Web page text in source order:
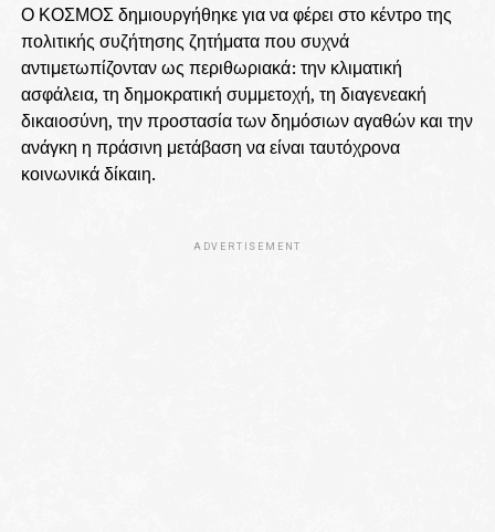
Ο ΚΟΣΜΟΣ δημιουργήθηκε για να φέρει στο κέντρο της
πολιτικής συζήτησης ζητήματα που συχνά
αντιμετωπίζονταν ως περιθωριακά: την κλιματική
ασφάλεια, τη δημοκρατική συμμετοχή, τη διαγενεακή
δικαιοσύνη, την προστασία των δημόσιων αγαθών και την
ανάγκη η πράσινη μετάβαση να είναι ταυτόχρονα
κοινωνικά δίκαιη.
ADVERTISEMENT